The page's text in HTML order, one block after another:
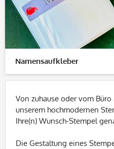
Namensaufkleber
Von zuhause oder vom
unserem hochmodernen
Ihre(n) Wunsch-Stempel
Die Gestaltung eines